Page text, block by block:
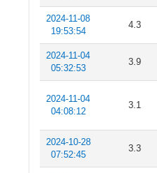
2024-11-08
19:53:54
4.3
2024-11-04
05:32:53
3.9
2024-11-04
04:08:12
3.1
2024-10-28
07:52:45
3.3